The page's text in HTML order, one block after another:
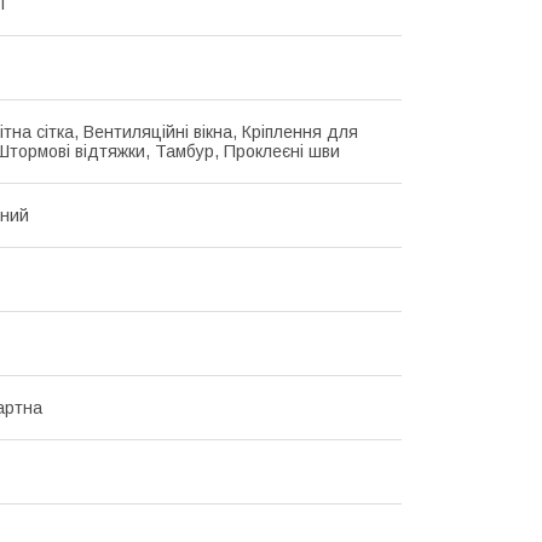
сітка, Вентиляційні вікна, Кріплення для
відтяжки, Тамбур, Проклеєні шви